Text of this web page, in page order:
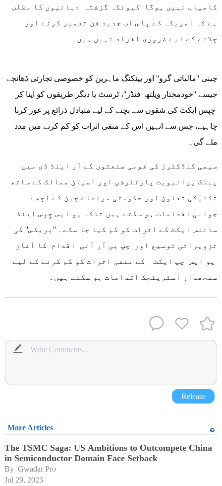
کامیاب نہیں ہوگا کیونکہ گزشتہ دہائیوں کا مطلب
ہے کہ امریکہ کے پاس اب جدید فن تعمیر کرنے اور
چلانے کے لیے ضروری افراد نہیں ہیں۔
چینی ''مالیاتی گرو'' اور بینکنگ ماہرین کو خصوصی تجارتی ڈھانچے
جیسے ''خودمختار ویلتھ فنڈز''، ٹرسٹ یا دیگر طریقوں کو اپنا کر
چپس ایکٹ کی شقوں سے بچنے کے لیے متبادل ذرائع پر غور کرنا
چاہیے، جس سے انہیں اس کے منفی اثرات کو کم کرنے میں مدد
ملے گی۔
سیمی کنڈکٹرز کی قومی صنعتوں کے آر اینڈ ڈی میں
پبلک پرائیویٹ پارٹنرشپ اور آسیان ممالک کے ساتھ
تکنیکی تعاون اور حکومتی مراعات چین کے اچھے
جوابی اقدامات ہو سکتے ہیں تاکہ یو ایس چِپس اینڈ
سائنس ایکٹ کے اثرات کو کم کیا جا سکے۔ ''بریکس'' کی
تزویراتی توسیع اور چپ بی آر آئی اقدام کا آغاز
یو ایس چپ ایکٹ کے منفی اثرات کو کم کرنے کے لیے
سمجھدار اسٹریٹجک اقدامات ہو سکتے ہیں۔
Release
More Articles
The TSMC Saga: US Ambitions to Outcompete China
in Semiconductor Domain Face Setback
By Gwadar Pro
Jul 29, 2023